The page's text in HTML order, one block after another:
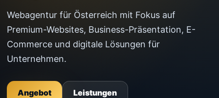
Webagentur für Österreich mit Fokus auf
Premium-Websites, Business-Präsentation, E-
Commerce und digitale Lösungen für
Unternehmen.
Angebot Leistungen